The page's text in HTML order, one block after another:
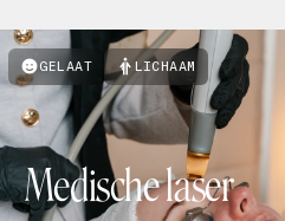
GELAAT LICHAAM
Medische laser